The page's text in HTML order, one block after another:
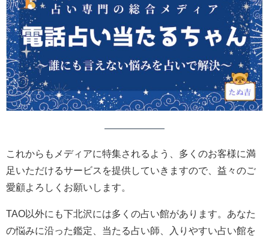
これからもメディアに特集されるよう、多くのお客様に満
足いただけるサービスを提供していきますので、益々のご
愛顧よろしくお願いします。
TAO以外にも下北沢には多くの占い館があります。あなた
の悩みに沿った鑑定、当たる占い師、入りやすい占い館を